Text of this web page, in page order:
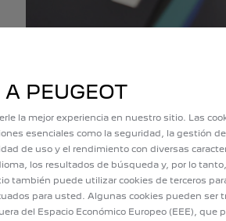
Cómo nació el
PEUGEOT
la mejor experiencia en nuestro sitio. Las
esenciales como la seguridad, la gestión
de uso y el rendimiento con diversas
los resultados de búsqueda y, por lo
también puede utilizar cookies de terceros
para usted. Algunas cookies pueden ser
del Espacio Económico Europeo (EEE), que